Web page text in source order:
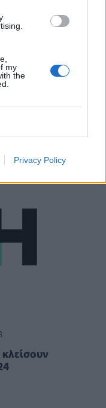
my
the
Privacy Policy
είναι